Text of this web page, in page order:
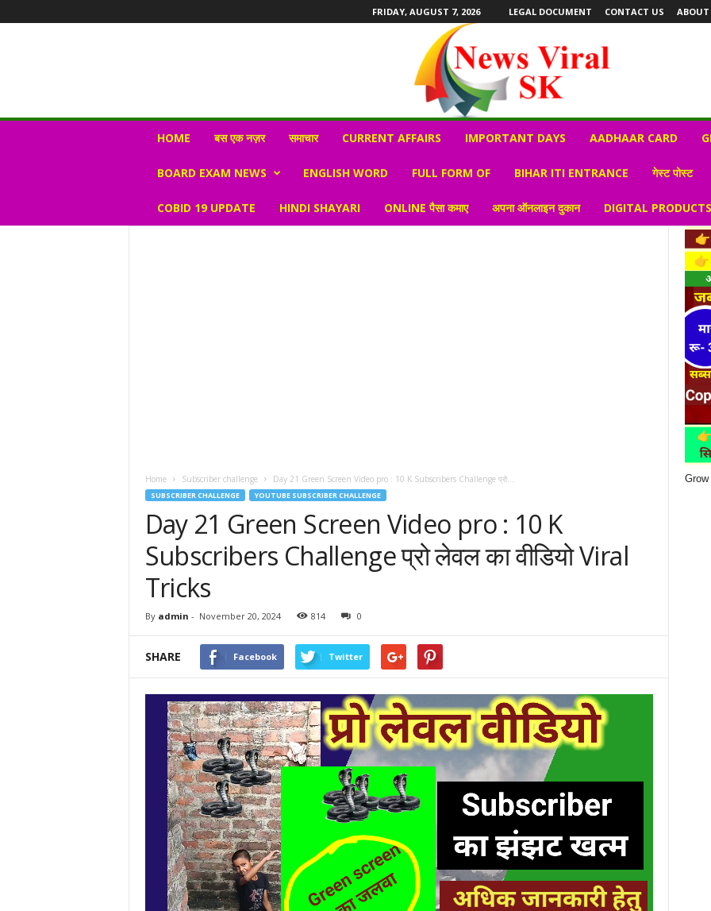
FRIDAY, AUGUST 7, 2026 LEGAL DOCUMENT CONTACT US ABOUT
r
HOME बस एक नज़र समाचार CURRENT AFFAIRS IMPORTANT DAYS AADHAAR CARD
BOARD EXAM NEWS ENGLISH WORD FULL FORM OF BIHAR ITI ENTRANCE गेस्ट पोस्ट
COBID 19 UPDATE HINDI SHAYARI ONLINE पैसा कमाए अपना ऑनलाइन दुकान DIGITAL
Home Subscriber challenge Day 21 Green Screen Video pro : 10 K Subscribers Challenge प्रो...
SUBSCRIBER CHALLENGE YOUTUBE SUBSCRIBER CHALLENGE
Day 21 Green Screen Video pro : 10 K
Subscribers Challenge प्रो लेवल का वीडियो Viral
Tricks
By admin - November 20, 2024 814 0
SHARE Facebook Twitter